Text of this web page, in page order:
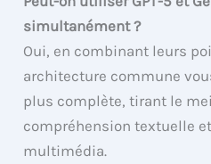
simultanément ?
Oui, en combinant leurs
architecture commune
plus complète, tirant le
compréhension textuelle
multimédia.